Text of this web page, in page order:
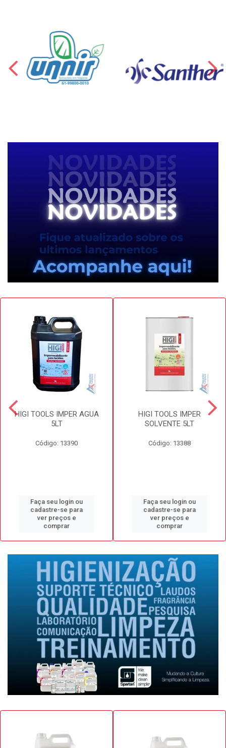
HIGI TOOLS IMPER AGUA
5LT
Código: 13390
Faça seu login ou
cadastre-se para
ver preços e
comprar
HIGI TOOLS IMPER
SOLVENTE 5LT
Código: 13388
Faça seu login ou
cadastre-se para
ver preços e
comprar